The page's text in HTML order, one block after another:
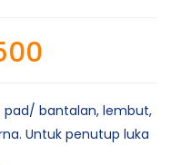
pad/ bantalan, lembut,
Untuk penutup luka